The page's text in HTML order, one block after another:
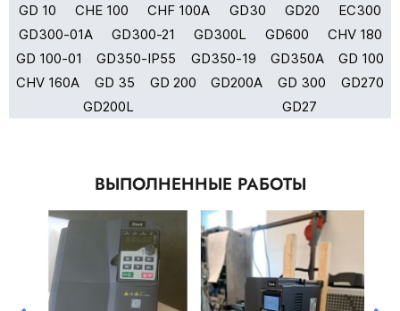
GD 10 CHE 100 CHF 100A GD30 GD20
EC300
GD300-01A
GD300-21 GD300L GD600
CHV 180
GD 100-01
GD350-IP55 GD350-19 GD350A
GD 100
CHV 160A
GD 35 GD 200 GD200A GD 300
GD270
GD200L
GD27
ВЫПОЛНЕННЫЕ РАБОТЫ